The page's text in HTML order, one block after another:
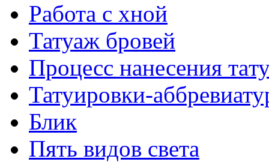
Работa с хнoй
Татуаж бровей
Процесс нанесения
Татуировки-
Блик
Пять видов светa